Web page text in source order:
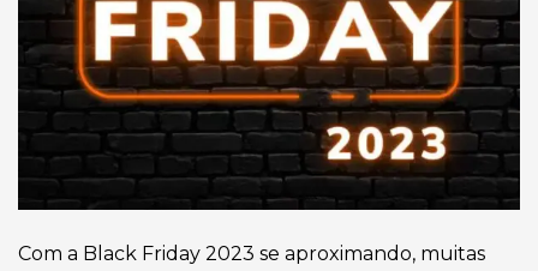
Com a Black Friday 2023 se aproximando, muitas